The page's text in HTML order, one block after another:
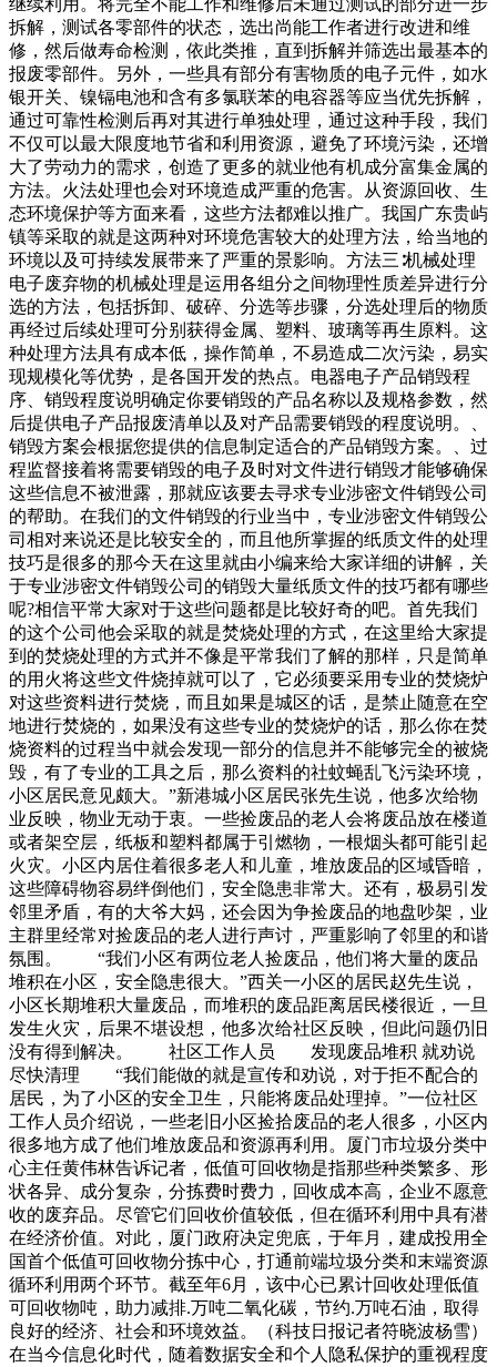
继续利用。将完全不能工作和维修后未通过测试的部分进一步
拆解，测试各零部件的状态，选出尚能工作者进行改进和维
修，然后做寿命检测，依此类推，直到拆解并筛选出最基本的
报废零部件。另外，一些具有部分有害物质的电子元件，如水
银开关、镍镉电池和含有多氯联苯的电容器等应当优先拆解，
通过可靠性检测后再对其进行单独处理，通过这种手段，我们
不仅可以最大限度地节省和利用资源，避免了环境污染，还增
大了劳动力的需求，创造了更多的就业他有机成分富集金属的
方法。火法处理也会对环境造成严重的危害。从资源回收、生
态环境保护等方面来看，这些方法都难以推广。我国广东贵屿
镇等采取的就是这两种对环境危害较大的处理方法，给当地的
环境以及可持续发展带来了严重的景影响。方法三∶机械处理
电子废弃物的机械处理是运用各组分之间物理性质差异进行分
选的方法，包括拆卸、破碎、分选等步骤，分选处理后的物质
再经过后续处理可分别获得金属、塑料、玻璃等再生原料。这
种处理方法具有成本低，操作简单，不易造成二次污染，易实
现规模化等优势，是各国开发的热点。电器电子产品销毁程
序、销毁程度说明确定你要销毁的产品名称以及规格参数，然
后提供电子产品报废清单以及对产品需要销毁的程度说明。、
销毁方案会根据您提供的信息制定适合的产品销毁方案。、过
程监督接着将需要销毁的电子及时对文件进行销毁才能够确保
这些信息不被泄露，那就应该要去寻求专业涉密文件销毁公司
的帮助。在我们的文件销毁的行业当中，专业涉密文件销毁公
司相对来说还是比较安全的，而且他所掌握的纸质文件的处理
技巧是很多的那今天在这里就由小编来给大家详细的讲解，关
于专业涉密文件销毁公司的销毁大量纸质文件的技巧都有哪些
呢?相信平常大家对于这些问题都是比较好奇的吧。首先我们
的这个公司他会采取的就是焚烧处理的方式，在这里给大家提
到的焚烧处理的方式并不像是平常我们了解的那样，只是简单
的用火将这些文件烧掉就可以了，它必须要采用专业的焚烧炉
对这些资料进行焚烧，而且如果是城区的话，是禁止随意在空
地进行焚烧的，如果没有这些专业的焚烧炉的话，那么你在焚
烧资料的过程当中就会发现一部分的信息并不能够完全的被烧
毁，有了专业的工具之后，那么资料的社蚊蝇乱飞污染环境，
小区居民意见颇大。”新港城小区居民张先生说，他多次给物
业反映，物业无动于衷。一些捡废品的老人会将废品放在楼道
或者架空层，纸板和塑料都属于引燃物，一根烟头都可能引起
火灾。小区内居住着很多老人和儿童，堆放废品的区域昏暗，
这些障碍物容易绊倒他们，安全隐患非常大。还有，极易引发
邻里矛盾，有的大爷大妈，还会因为争捡废品的地盘吵架，业
主群里经常对捡废品的老人进行声讨，严重影响了邻里的和谐
氛围。 “我们小区有两位老人捡废品，他们将大量的废品
堆积在小区，安全隐患很大。”西关一小区的居民赵先生说，
小区长期堆积大量废品，而堆积的废品距离居民楼很近，一旦
发生火灾，后果不堪设想，他多次给社区反映，但此问题仍旧
没有得到解决。 社区工作人员 发现废品堆积 就劝说
尽快清理 “我们能做的就是宣传和劝说，对于拒不配合的
居民，为了小区的安全卫生，只能将废品处理掉。”一位社区
工作人员介绍说，一些老旧小区捡拾废品的老人很多，小区内
很多地方成了他们堆放废品和资源再利用。厦门市垃圾分类中
心主任黄伟林告诉记者，低值可回收物是指那些种类繁多、形
状各异、成分复杂，分拣费时费力，回收成本高，企业不愿意
收的废弃品。尽管它们回收价值较低，但在循环利用中具有潜
在经济价值。对此，厦门政府决定兜底，于年月，建成投用全
国首个低值可回收物分拣中心，打通前端垃圾分类和末端资源
循环利用两个环节。截至年6月，该中心已累计回收处理低值
可回收物吨，助力减排.万吨二氧化碳，节约.万吨石油，取得
良好的经济、社会和环境效益。（科技日报记者符晓波杨雪）
在当今信息化时代，随着数据安全和个人隐私保护的重视程度